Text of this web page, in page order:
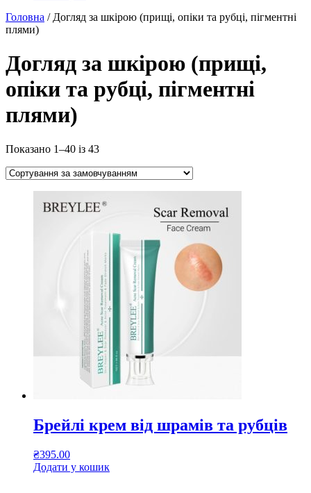
Головна / Догляд за шкірою (прищі, опіки та рубці, пігментні
плями)
Догляд за шкірою (прищі,
опіки та рубці, пігментні
плями)
Показано 1–40 із 43
Брейлі крем від шрамів та рубців
₴395.00
Додати у кошик